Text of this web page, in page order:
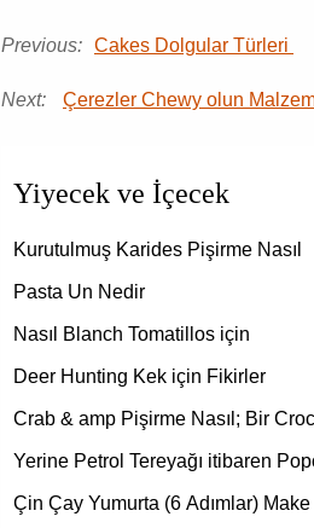
Previous: Cakes Dolgular Türleri
Next: Çerezler Chewy olun
Yiyecek ve İçecek
Kurutulmuş Karides Pişirme Nasıl
Pasta Un Nedir
Nasıl Blanch Tomatillos için
Deer Hunting Kek için Fikirler
Crab & amp Pişirme Nasıl; Bir
Yerine Petrol Tereyağı itibaren
Çin Çay Yumurta (6 Adımlar) Make